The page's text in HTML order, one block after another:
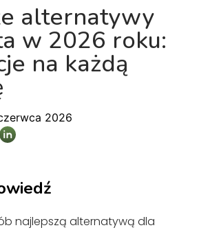
alternatywy
w 2026 roku:
na każdą
2026
najlepszą alternatywą dla